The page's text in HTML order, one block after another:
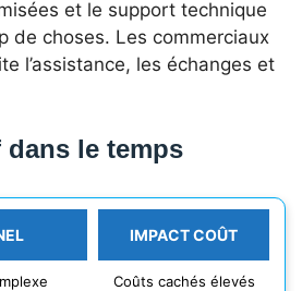
et le support technique
de choses. Les commerciaux
l’assistance, les échanges et
le temps
IMPACT COÛT
Coûts cachés élevés